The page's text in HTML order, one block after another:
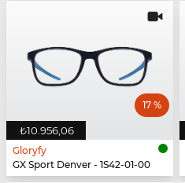
₺10.956,06
17 %
Gloryfy
GX Sport Denver - 1S42-01-00